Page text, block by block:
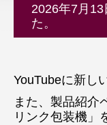
環境宣言
2026年7月
た。
YouTubeに新し
また、製品紹介
リンク包装機」